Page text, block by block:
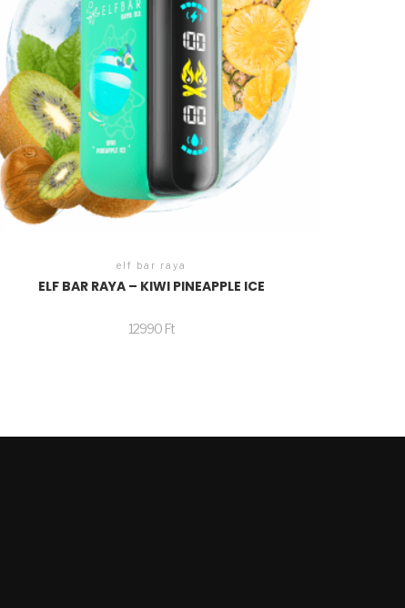
elf bar raya
ELF BAR RAYA – KIWI PINEAPPLE ICE
12990 Ft